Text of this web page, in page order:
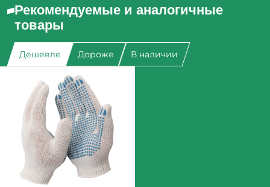
Рекомендуемые и аналогичные
товары
Дешевле Дороже В наличии